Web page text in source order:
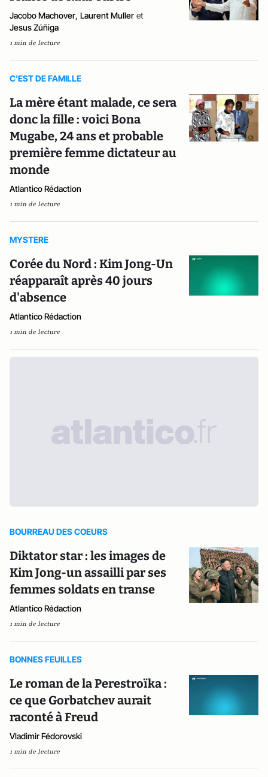
Jacobo Machover, Laurent Muller et
Jesus Zúñiga
1 min de lecture
C'EST DE FAMILLE
La mère étant malade, ce sera
donc la fille : voici Bona
Mugabe, 24 ans et probable
première femme dictateur au
monde
Atlantico Rédaction
1 min de lecture
MYSTERE
Corée du Nord : Kim Jong-Un
réapparaît après 40 jours
d'absence
Atlantico Rédaction
1 min de lecture
BOURREAU DES COEURS
Diktator star : les images de
Kim Jong-un assailli par ses
femmes soldats en transe
Atlantico Rédaction
1 min de lecture
BONNES FEUILLES
Le roman de la Perestroïka :
ce que Gorbatchev aurait
raconté à Freud
Vladimir Fédorovski
1 min de lecture